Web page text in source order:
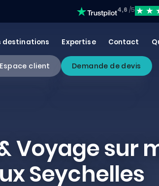
4,6 /5
destinations Expertise Contact
Espace client Demande de devis
Voyage sur
Seychelles